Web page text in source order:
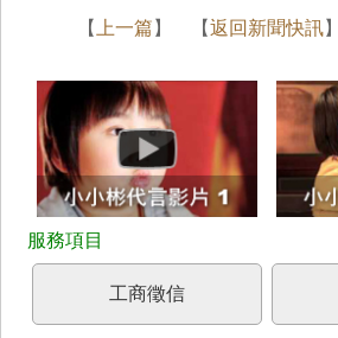
【 上一篇 】 【返回新聞快訊
工商徵信